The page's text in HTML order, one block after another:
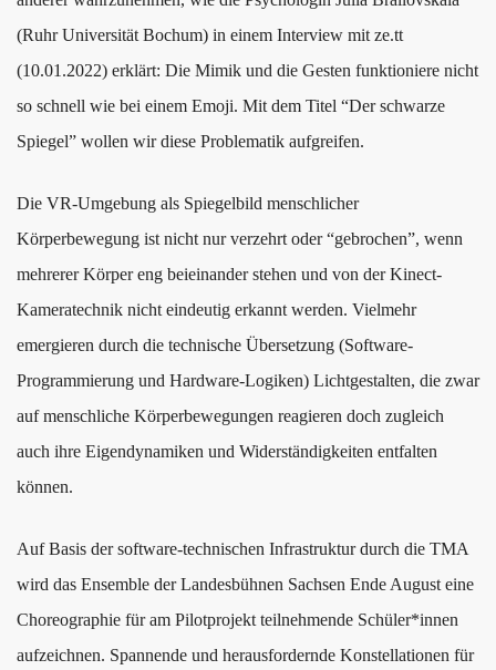
(Ruhr Universität Bochum) in einem Interview mit ze.tt
(10.01.2022) erklärt: Die Mimik und die Gesten funktioniere nicht
so schnell wie bei einem Emoji. Mit dem Titel “Der schwarze
Spiegel” wollen wir diese Problematik aufgreifen.
Die VR-Umgebung als Spiegelbild menschlicher
Körperbewegung ist nicht nur verzehrt oder “gebrochen”, wenn
mehrerer Körper eng beieinander stehen und von der Kinect-
Kameratechnik nicht eindeutig erkannt werden. Vielmehr
emergieren durch die technische Übersetzung (Software-
Programmierung und Hardware-Logiken) Lichtgestalten, die zwar
auf menschliche Körperbewegungen reagieren doch zugleich
auch ihre Eigendynamiken und Widerständigkeiten entfalten
können.
Auf Basis der software-technischen Infrastruktur durch die TMA
wird das Ensemble der Landesbühnen Sachsen Ende August eine
Choreographie für am Pilotprojekt teilnehmende Schüler*innen
aufzeichnen. Spannende und herausfordernde Konstellationen für